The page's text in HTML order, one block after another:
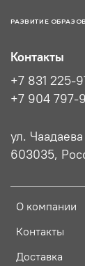
РАЗВИТИЕ
О компании
Контакты
Доставка
Контакты
+7 831 225-
+7 904 797-
ул.
603035,